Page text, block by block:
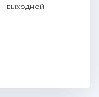
- выходной